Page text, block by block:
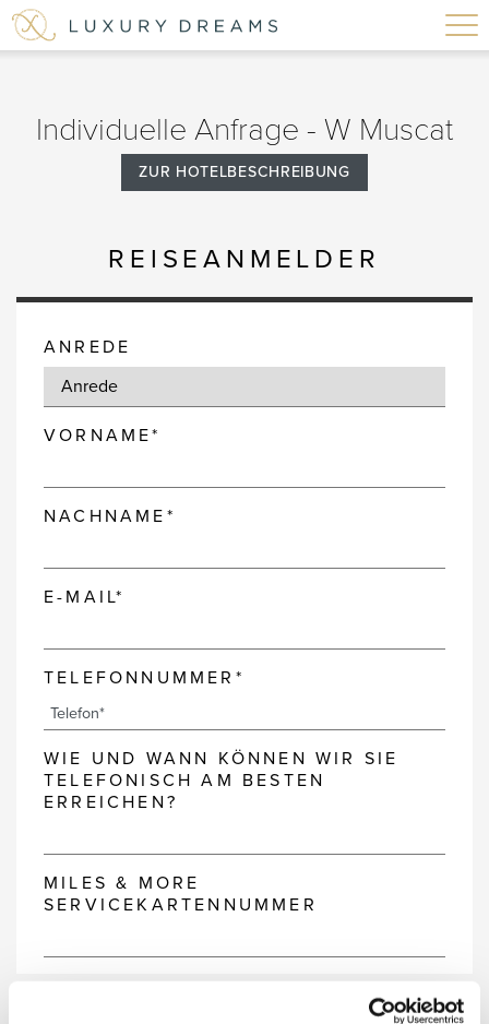
Individuelle Anfrage - W Muscat
ZUR HOTELBESCHREIBUNG
REISEANMELDER
ANREDE
VORNAME*
NACHNAME*
E-MAIL*
TELEFONNUMMER*
WIE UND WANN KÖNNEN WIR SIE
TELEFONISCH AM BESTEN
ERREICHEN?
MILES & MORE
SERVICEKARTENNUMMER